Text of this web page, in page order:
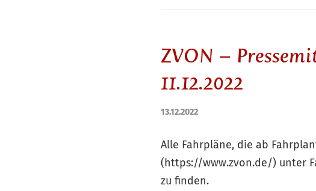
ZVON –
11.12.2022
13.12.2022
Alle Fahrpläne, die ab
(https://www.zvon.de/) unter
zu finden.